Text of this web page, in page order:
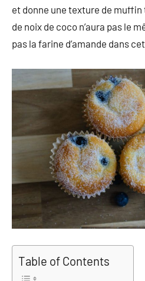
et donne une texture de
de noix de coco n’aura pas le
pas la farine d’amande dans
Table of Contents